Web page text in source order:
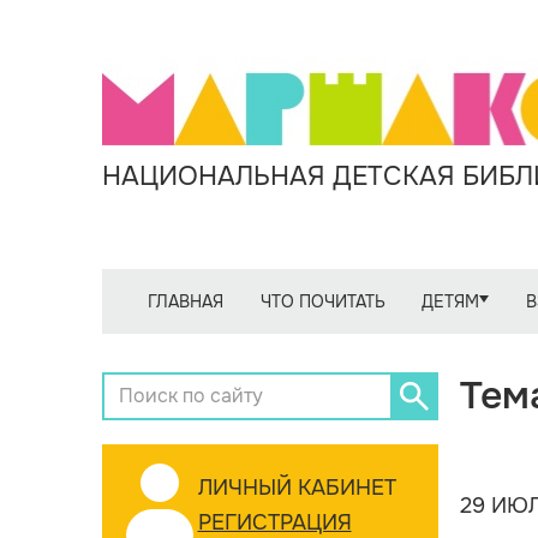
НАЦИОНАЛЬНАЯ ДЕТСКАЯ
ГЛАВНАЯ ЧТО ПОЧИТАТЬ ДЕТЯМ
ЛИЧНЫЙ КАБИНЕТ
РЕГИСТРАЦИЯ
29